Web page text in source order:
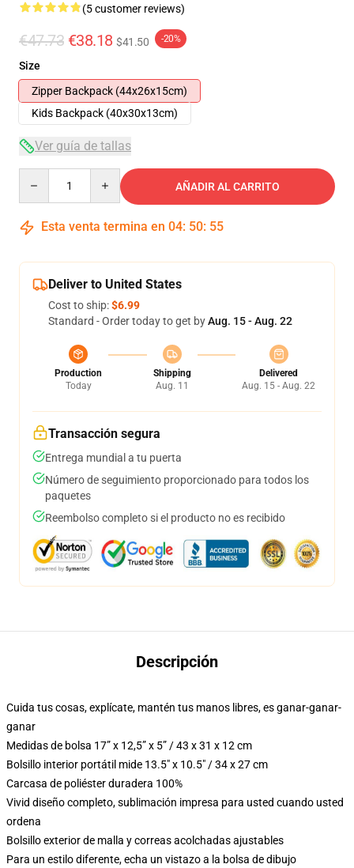
(5 customer reviews)
€47.73 €38.18 $41.50 -20%
Size
Zipper Backpack (44x26x15cm)
Kids Backpack (40x30x13cm)
Ver guía de tallas
AÑADIR AL CARRITO
Esta venta termina en 04: 50: 54
Deliver to United States
Cost to ship:$6.99
Standard - Order today to get byAug. 15 - Aug. 22
Production
Today
Shipping
Aug. 11
Delivered
Aug. 15 - Aug. 22
Transacción segura
Entrega mundial a tu puerta
Número de seguimiento proporcionado para todos los
paquetes
Reembolso completo si el producto no es recibido
Descripción
Cuida tus cosas, explícate, mantén tus manos libres, es ganar-ganar-
ganar
Medidas de bolsa 17” x 12,5” x 5” / 43 x 31 x 12 cm
Bolsillo interior portátil mide 13.5" x 10.5" / 34 x 27 cm
Carcasa de poliéster duradera 100%
Vivid diseño completo, sublimación impresa para usted cuando usted
ordena
Bolsillo exterior de malla y correas acolchadas ajustables
Para un estilo diferente, echa un vistazo a la bolsa de dibujo